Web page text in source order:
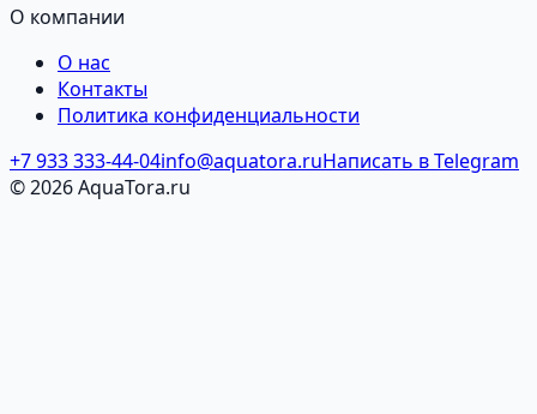
О компании
О нас
Контакты
Политика конфиденциальности
+7 933 333-44-04info@aquatora.ruНаписать в Telegram
© 2026 AquaTora.ru